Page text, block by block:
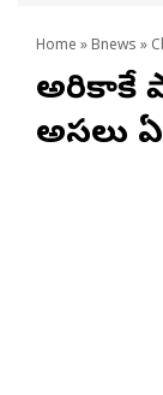
Home » Bnews »
అమెరికాకే
అసలు